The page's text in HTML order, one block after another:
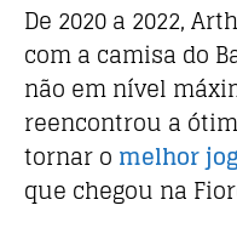
De 2020 a 2022,
com a camisa do
não em nível
reencontrou a
tornar o melhor
que chegou na